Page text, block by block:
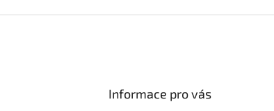
Informace pro vás